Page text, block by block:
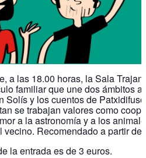
a las 18.00 horas, la Sala
familiar que une dos ámbitos
Solís y los cuentos de
se trabajan valores como
a la astronomía y a los
vecino. Recomendado a partir de
la entrada es de 3 euros.